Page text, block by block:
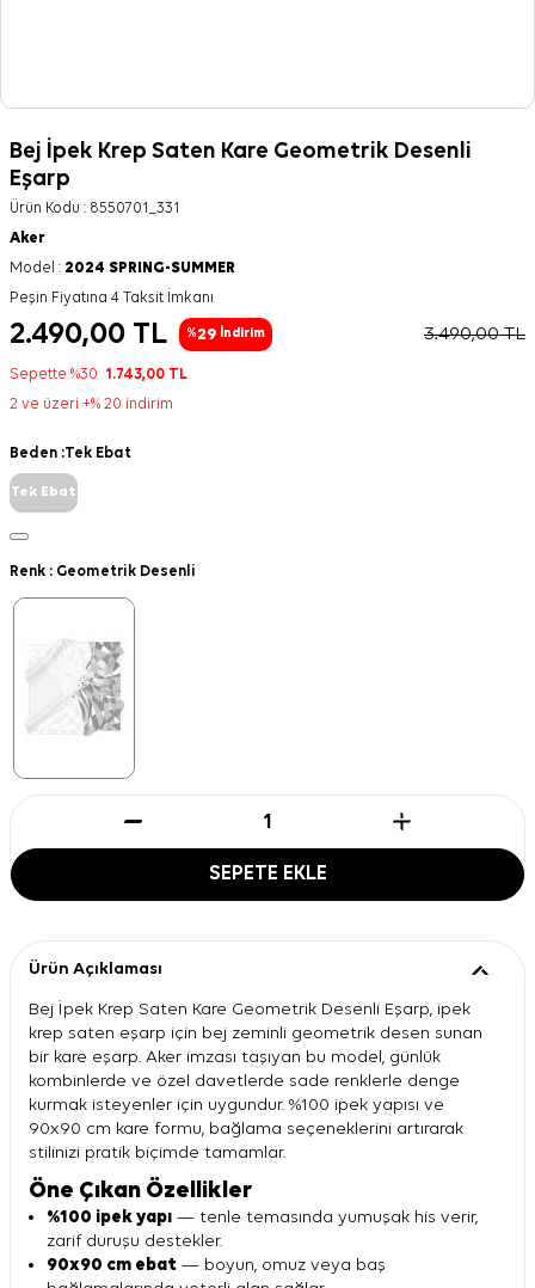
Bej İpek Krep Saten Kare Geometrik Desenli
Eşarp
Ürün Kodu : 8550701_331
Aker
Model : 2024 SPRING-SUMMER
Peşin Fiyatına 4 Taksit İmkanı
2.490,00 TL %29 İndirim 3.490,00TL
Sepette %30 1.743,00 TL
2 ve üzeri +% 20 indirim
Beden :Tek Ebat
Tek Ebat
Renk : Geometrik Desenli
SEPETE EKLE
Ürün Açıklaması
Bej İpek Krep Saten Kare Geometrik Desenli Eşarp, ipek
krep saten eşarp için bej zeminli geometrik desen sunan
bir kare eşarp. Aker imzası taşıyan bu model, günlük
kombinlerde ve özel davetlerde sade renklerle denge
kurmak isteyenler için uygundur. %100 ipek yapısı ve
90x90 cm kare formu, bağlama seçeneklerini artırarak
stilinizi pratik biçimde tamamlar.
Öne Çıkan Özellikler
%100 ipek yapı — tenle temasında yumuşak his verir,
zarif duruşu destekler.
90x90 cm ebat — boyun, omuz veya baş